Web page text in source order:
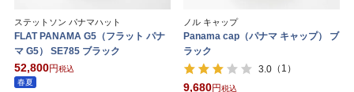
ステットソン パナマハット
FLAT PANAMA G5（フラット パナ
マ G5） SE785 ブラック
52,800
税込
春夏
ノル キャップ
Panama cap（パナマ キャップ） ブ
ラック
3.0 （1）
9,680
税込